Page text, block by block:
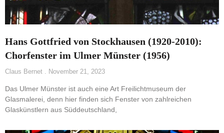
Hans Gottfried von Stockhausen (1920-2010):
Chorfenster im Ulmer Münster (1956)
Claus Bernet November 21, 2023
Das Ulmer Münster ist auch eine Art Freilichtmuseum der
Glasmalerei, denn hier finden sich Fenster von zahlreichen
Glaskünstlern aus Süddeutschland,